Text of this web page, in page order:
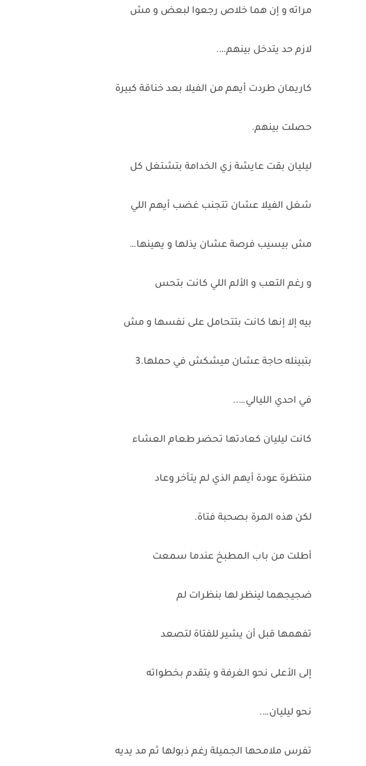
مراته و إن هما خلاص رجعوا لبعض و مش
لازم حد يتدخل بينهم….
كاريمان طردت أيهم من الفيلا بعد خناقة كبيرة
حصلت بينهم.
ليليان بقت عايشة زي الخدامة بتشتغل كل
شغل الفيلا عشان تتجنب غضب أيهم اللي
مش بيسيب فرصة عشان يذلها و يهينها…
و رغم التعب و الألم اللي كانت بتحس
بيه إلا إنها كانت بتتحامل على نفسها و مش
بتبينله حاجة عشان ميشكش في حملها.3
في احدي الليالي…..
كانت ليليان كعادتها تحضر طعام العشاء
منتظرة عودة أيهم الذي لم يتأخر وعاد
لكن هذه المرة بصحبة فتاة.
أطلت من باب المطبخ عندما سمعت
ضجيجهما لينظر لها بنظرات لم
تفهمها قبل أن يشير للفتاة لتصعد
إلى الأعلى نحو الغرفة و يتقدم بخطواته
نحو ليليان….
تفرس ملامحها الجميلة رغم ذبولها ثم مد يديه